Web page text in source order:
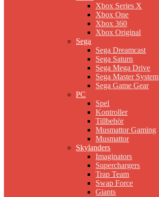
Xbox Series X
Xbox One
Xbox 360
Xbox Original
Sega
Sega Dreamcast
Sega Saturn
Sega Mega Drive
Sega Master System
Sega Game Gear
PC
Spel
Kontroller
Tillbehör
Musmattor Gaming
Musmattor
Skylanders
Imaginators
Superchargers
Trap Team
Swap Force
Giants